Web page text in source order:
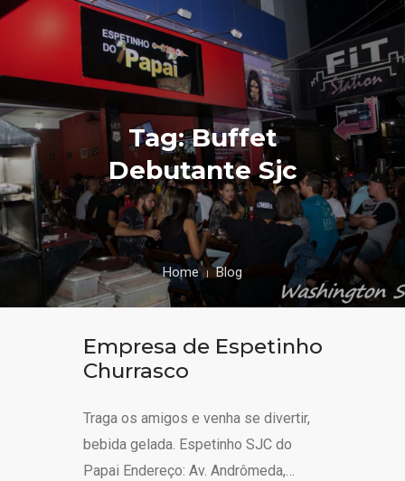
Tag: Buffet
Debutante Sjc
Home Blog
Empresa de Espetinho
Churrasco
Traga os amigos e venha se divertir,
bebida gelada. Espetinho SJC do
Papai Endereço: Av. Andrômeda,…